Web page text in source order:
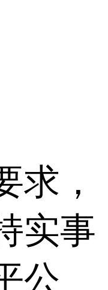
，
实事
公